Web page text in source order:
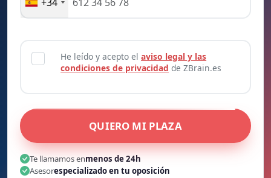
He leído y acepto elaviso legal y las
condiciones de privacidad de ZBrain.es
QUIERO MI PLAZA
Te llamamos enmenos de 24h
Asesorespecializado en tu oposición